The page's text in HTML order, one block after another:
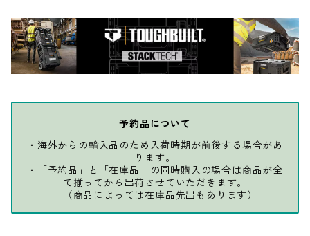
予約品について
・海外からの輸入品のため入荷時期が前後する場合があ
ります。
・「予約品」と「在庫品」の同時購入の場合は商品が全
て揃ってから出荷させていただきます。
（商品によっては在庫品先出もあります）